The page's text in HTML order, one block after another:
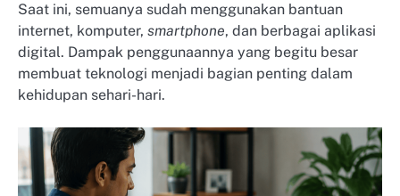
Saat ini, semuanya sudah menggunakan bantuan
internet, komputer, smartphone, dan berbagai aplikasi
digital. Dampak penggunaannya yang begitu besar
membuat teknologi menjadi bagian penting dalam
kehidupan sehari-hari.